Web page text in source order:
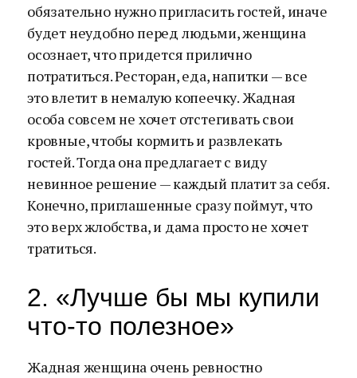
обязательно нужно пригласить гостей, иначе
будет неудобно перед людьми, женщина
осознает, что придется прилично
потратиться. Ресторан, еда, напитки — все
это влетит в немалую копеечку. Жадная
особа совсем не хочет отстегивать свои
кровные, чтобы кормить и развлекать
гостей. Тогда она предлагает с виду
невинное решение — каждый платит за себя.
Конечно, приглашенные сразу поймут, что
это верх жлобства, и дама просто не хочет
тратиться.
2. «Лучше бы мы купили
что-то полезное»
Жадная женщина очень ревностно